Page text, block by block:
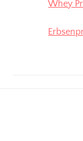
Whey